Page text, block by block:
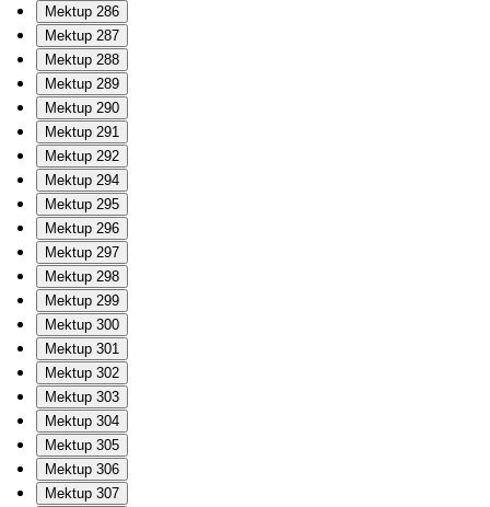
Mektup 286
Mektup 287
Mektup 288
Mektup 289
Mektup 290
Mektup 291
Mektup 292
Mektup 294
Mektup 295
Mektup 296
Mektup 297
Mektup 298
Mektup 299
Mektup 300
Mektup 301
Mektup 302
Mektup 303
Mektup 304
Mektup 305
Mektup 306
Mektup 307